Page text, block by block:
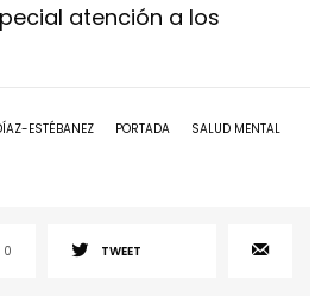
atención a los
ESTÉBANEZ PORTADA SALUD MENTAL
0 TWEET